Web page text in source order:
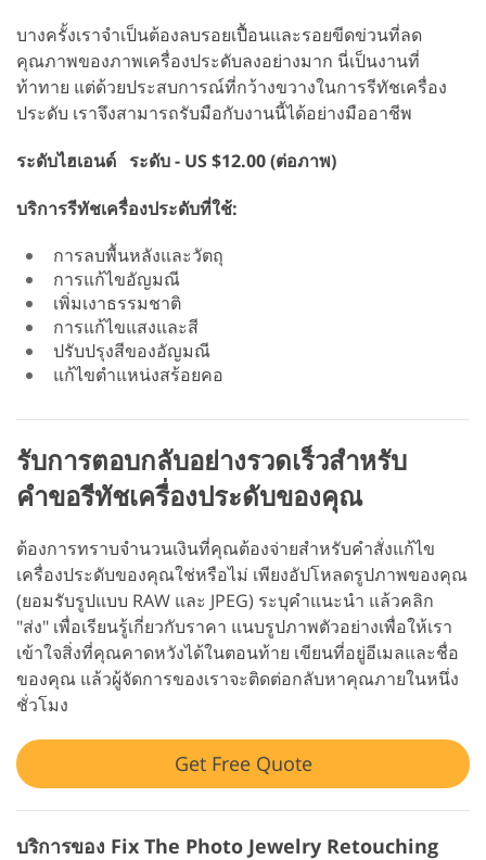
บางครั้งเราจำเป็นต้องลบรอยเปื้อนและรอยขีดข่วนที่ลด
คุณภาพของภาพเครื่องประดับลงอย่างมาก นี่เป็นงานที่
ท้าทาย แต่ด้วยประสบการณ์ที่กว้างขวางในการรีทัชเครื่อง
ประดับ เราจึงสามารถรับมือกับงานนี้ได้อย่างมืออาชีพ
ระดับไฮเอนด์ ระดับ - US $12.00 (ต่อภาพ)
บริการรีทัชเครื่องประดับที่ใช้:
การลบพื้นหลังและวัตถุ
การแก้ไขอัญมณี
เพิ่มเงาธรรมชาติ
การแก้ไขแสงและสี
ปรับปรุงสีของอัญมณี
แก้ไขตำแหน่งสร้อยคอ
รับการตอบกลับอย่างรวดเร็วสำหรับ
คำขอรีทัชเครื่องประดับของคุณ
ต้องการทราบจำนวนเงินที่คุณต้องจ่ายสำหรับคำสั่งแก้ไข
เครื่องประดับของคุณใช่หรือไม่ เพียงอัปโหลดรูปภาพของคุณ
(ยอมรับรูปแบบ RAW และ JPEG) ระบุคำแนะนำ แล้วคลิก
"ส่ง" เพื่อเรียนรู้เกี่ยวกับราคา แนบรูปภาพตัวอย่างเพื่อให้เรา
เข้าใจสิ่งที่คุณคาดหวังได้ในตอนท้าย เขียนที่อยู่อีเมลและชื่อ
ของคุณ แล้วผู้จัดการของเราจะติดต่อกลับหาคุณภายในหนึ่ง
ชั่วโมง
Get Free Quote
บริการของ Fix The Photo Jewelry Retouching